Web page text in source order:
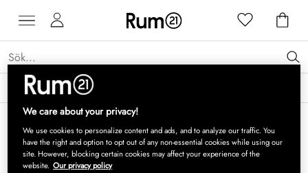
Få 15 % rabatt på Grythyttan Stålmöbler* →
We care about your privacy!
We use cookies to personalize content and ads, and to analyze our traffic. You
have the right and option to opt out of any non-essential cookies while using our
site. However, blocking certain cookies may affect your experience of the
website. Our privacy policy